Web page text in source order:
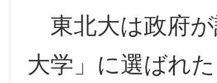
東北大は政府が
大学」に選ばれ